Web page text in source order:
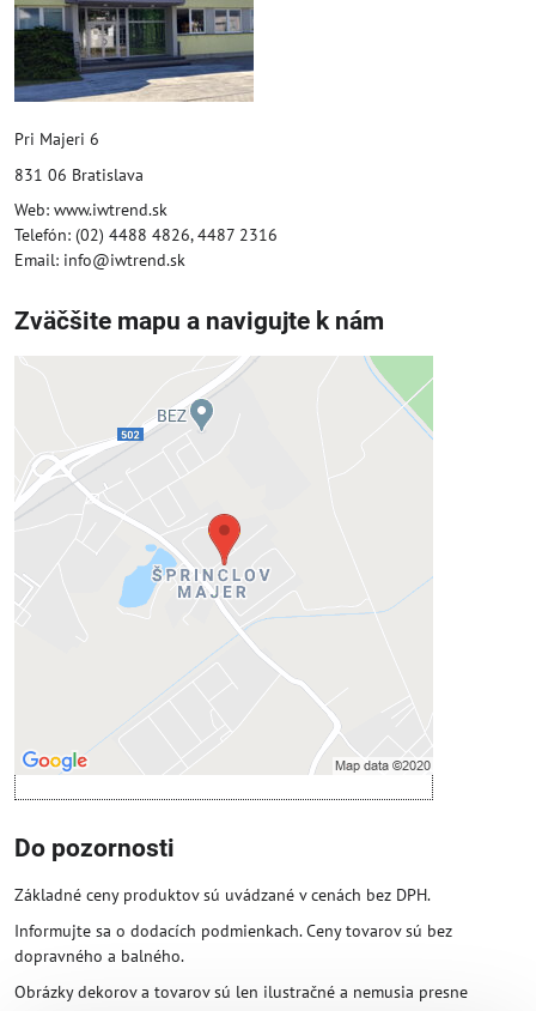
Pri Majeri 6
831 06 Bratislava
Web: www.iwtrend.sk
Telefón: (02) 4488 4826, 4487 2316
Email: info@iwtrend.sk
Zväčšite mapu a navigujte k nám
Externý obsah je blokovaný
Prajete si načítať externý obsah?
Povoliť tentokrát
Povoliť a zapamätať - súhlas s druhom
cookie: Funkčné
Otvoriť obsah v novom okne
Do pozornosti
Základné ceny produktov sú uvádzané v cenách bez DPH.
Informujte sa o dodacích podmienkach. Ceny tovarov sú bez
dopravného a balného.
Obrázky dekorov a tovarov sú len ilustračné a nemusia presne